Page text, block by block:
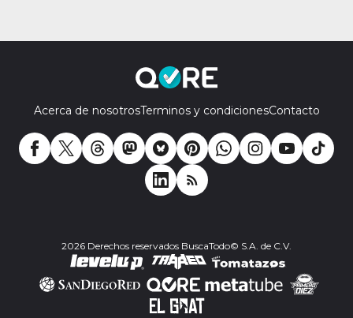
Acerca de nosotrosTerminos y condicionesContacto
2026 Derechos reservados BuscaTodo© S.A. de C.V.